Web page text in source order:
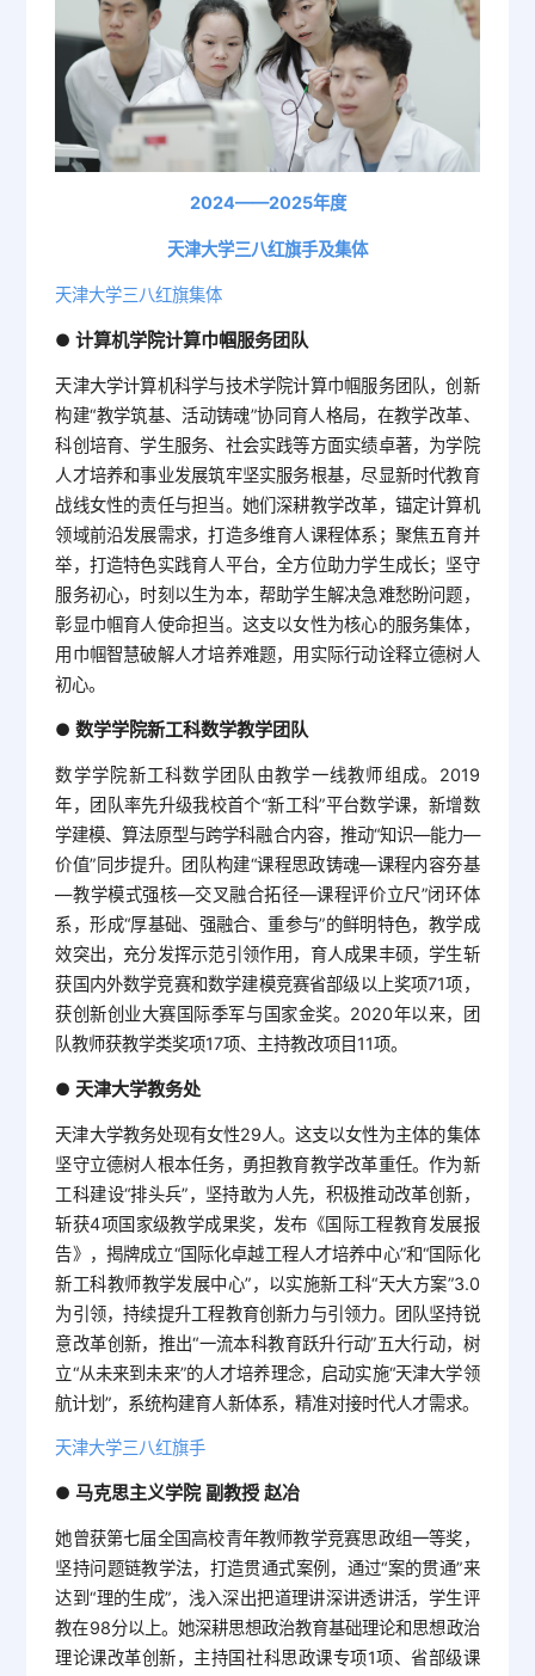
2024——2025年度
天津大学三八红旗手及集体
天津大学三八红旗集体
● 计算机学院计算巾帼服务团队
天津大学计算机科学与技术学院计算巾帼服务团队，创新
构建“教学筑基、活动铸魂”协同育人格局，在教学改革、
科创培育、学生服务、社会实践等方面实绩卓著，为学院
人才培养和事业发展筑牢坚实服务根基，尽显新时代教育
战线女性的责任与担当。她们深耕教学改革，锚定计算机
领域前沿发展需求，打造多维育人课程体系；聚焦五育并
举，打造特色实践育人平台，全方位助力学生成长；坚守
服务初心，时刻以生为本，帮助学生解决急难愁盼问题，
彰显巾帼育人使命担当。这支以女性为核心的服务集体，
用巾帼智慧破解人才培养难题，用实际行动诠释立德树人
初心。
● 数学学院新工科数学教学团队
数学学院新工科数学团队由教学一线教师组成。2019
年，团队率先升级我校首个“新工科”平台数学课，新增数
学建模、算法原型与跨学科融合内容，推动“知识—能力—
价值”同步提升。团队构建“课程思政铸魂—课程内容夯基
—教学模式强核—交叉融合拓径—课程评价立尺”闭环体
系，形成“厚基础、强融合、重参与”的鲜明特色，教学成
效突出，充分发挥示范引领作用，育人成果丰硕，学生斩
获国内外数学竞赛和数学建模竞赛省部级以上奖项71项，
获创新创业大赛国际季军与国家金奖。2020年以来，团
队教师获教学类奖项17项、主持教改项目11项。
● 天津大学教务处
天津大学教务处现有女性29人。这支以女性为主体的集体
坚守立德树人根本任务，勇担教育教学改革重任。作为新
工科建设“排头兵”，坚持敢为人先，积极推动改革创新，
斩获4项国家级教学成果奖，发布《国际工程教育发展报
告》，揭牌成立“国际化卓越工程人才培养中心”和“国际化
新工科教师教学发展中心”，以实施新工科“天大方案”3.0
为引领，持续提升工程教育创新力与引领力。团队坚持锐
意改革创新，推出“一流本科教育跃升行动”五大行动，树
立“从未来到未来”的人才培养理念，启动实施“天津大学领
航计划”，系统构建育人新体系，精准对接时代人才需求。
天津大学三八红旗手
●马克思主义学院 副教授 赵冶
她曾获第七届全国高校青年教师教学竞赛思政组一等奖，
坚持问题链教学法，打造贯通式案例，通过“案的贯通”来
达到“理的生成”，浅入深出把道理讲深讲透讲活，学生评
教在98分以上。她深耕思想政治教育基础理论和思想政治
理论课改革创新，主持国社科思政课专项1项、省部级课